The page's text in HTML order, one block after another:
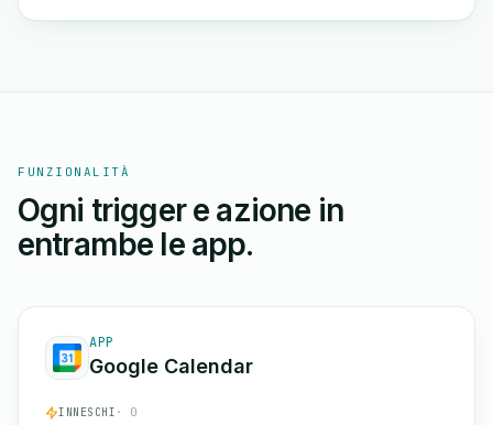
FUNZIONALITÀ
Ogni trigger e azione in
entrambe le app.
APP
Google Calendar
INNESCHI · 0